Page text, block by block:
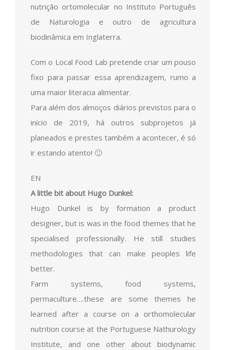
nutrição ortomolecular no Instituto Português
de Naturologia e outro de agricultura
biodinâmica em Inglaterra.
Com o Local Food Lab pretende criar um pouso
fixo para passar essa aprendizagem, rumo a
uma maior literacia alimentar.
Para além dos almoços diários previstos para o
início de 2019, há outros subprojetos já
planeados e prestes também a acontecer, é só
ir estando atento! 🙂
EN
A little bit about Hugo Dunkel:
Hugo Dunkel is by formation a product
designer, but is was in the food themes that he
specialised professionally. He still studies
methodologies that can make peoples life
better.
Farm systems, food systems,
permaculture….these are some themes he
learned after a course on a orthomolecular
nutrition course at the Portuguese Nathurology
Institute, and one other about biodynamic